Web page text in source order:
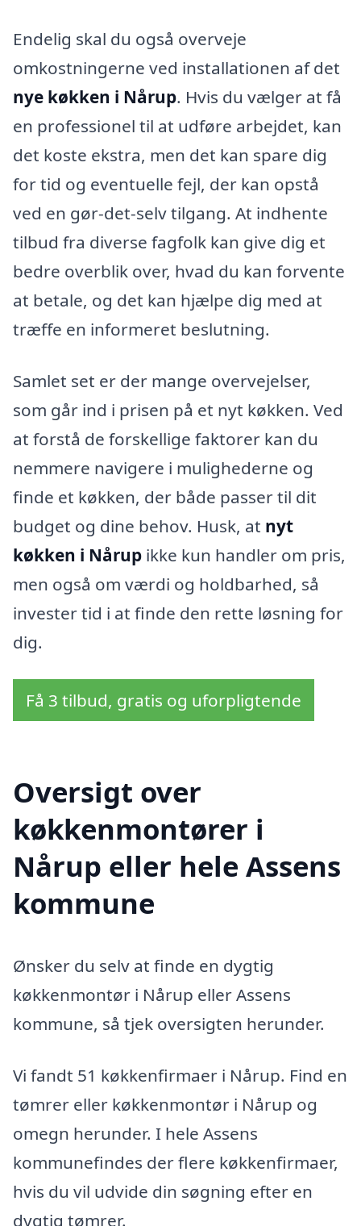
Endelig skal du også overveje
omkostningerne ved installationen af det
nye køkken i Nårup. Hvis du vælger at få
en professionel til at udføre arbejdet, kan
det koste ekstra, men det kan spare dig
for tid og eventuelle fejl, der kan opstå
ved en gør-det-selv tilgang. At indhente
tilbud fra diverse fagfolk kan give dig et
bedre overblik over, hvad du kan forvente
at betale, og det kan hjælpe dig med at
træffe en informeret beslutning.
Samlet set er der mange overvejelser,
som går ind i prisen på et nyt køkken. Ved
at forstå de forskellige faktorer kan du
nemmere navigere i mulighederne og
finde et køkken, der både passer til dit
budget og dine behov. Husk, at nyt
køkken i Nårup ikke kun handler om pris,
men også om værdi og holdbarhed, så
invester tid i at finde den rette løsning for
dig.
Få 3 tilbud, gratis og uforpligtende
Oversigt over
køkkenmontører i
Nårup eller hele Assens
kommune
Ønsker du selv at finde en dygtig
køkkenmontør i Nårup eller Assens
kommune, så tjek oversigten herunder.
Vi fandt 51 køkkenfirmaer i Nårup. Find en
tømrer eller køkkenmontør i Nårup og
omegn herunder. I hele Assens
kommunefindes der flere køkkenfirmaer,
hvis du vil udvide din søgning efter en
dygtig tømrer.